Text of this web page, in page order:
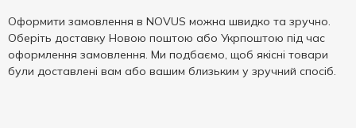
Оформити замовлення в NOVUS можна швидко та зручно.
Оберіть доставку Новою поштою або Укрпоштою під час
оформлення замовлення. Ми подбаємо, щоб якісні товари
були доставлені вам або вашим близьким у зручний спосіб.